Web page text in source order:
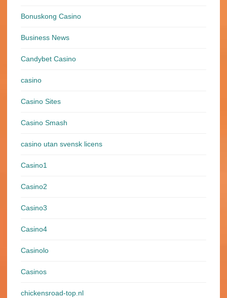
Bonuskong Casino
Business News
Candybet Casino
casino
Casino Sites
Casino Smash
casino utan svensk licens
Casino1
Casino2
Casino3
Casino4
Casinolo
Casinos
chickensroad-top.nl